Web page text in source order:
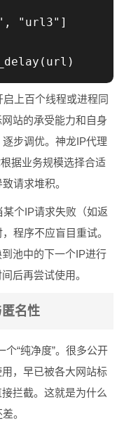
"url3"]
启上百个线程或进程同
站的承受能力和自身
步调优。神龙IP代理
据业务规模选择合适
请求堆积。
某个IP请求失败（如返
程序不应盲目重试。
池中的下一个IP进行
后再尝试使用。
名性
个“纯净度”。很多公开
，早已被各大网站标
拦截。这就是为什么
。